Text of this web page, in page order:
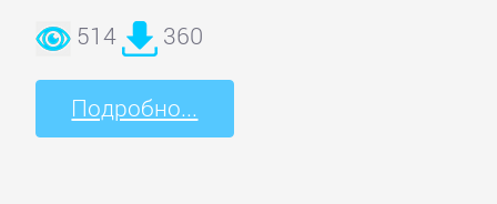
514 360
Подробно...
Здоровье
Кулинария